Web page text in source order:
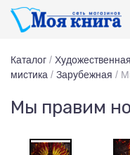
Каталог /
мистика / Зарубежная /
Мы правим